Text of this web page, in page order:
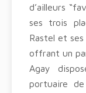
d’ailleurs
ses trois
Rastel et
offrant un
Agay
portuaire